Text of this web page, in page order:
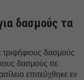
δασμούς τα
τριψήφιους δασμούς
δασμούς σε
επιτεύχθηκε εν